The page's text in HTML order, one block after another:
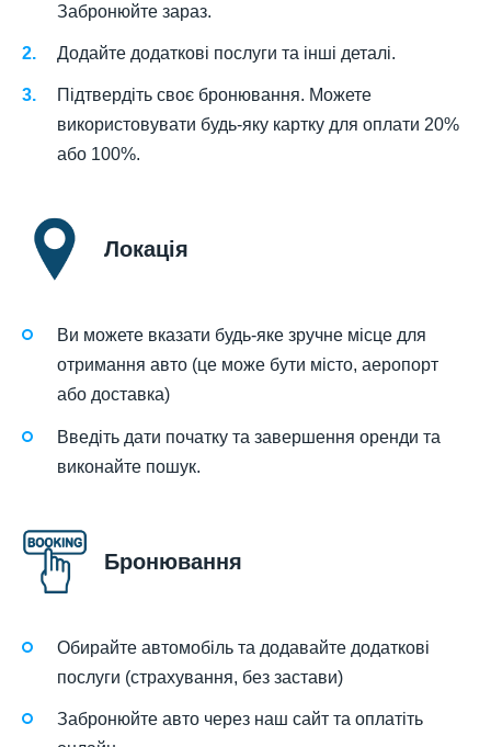
Забронюйте зараз.
Додайте додаткові послуги та інші деталі.
Підтвердіть своє бронювання. Можете
використовувати будь-яку картку для оплати 20%
або 100%.
Локація
Ви можете вказати будь-яке зручне місце для
отримання авто (це може бути місто, аеропорт
або доставка)
Введіть дати початку та завершення оренди та
виконайте пошук.
Бронювання
Обирайте автомобіль та додавайте додаткові
послуги (страхування, без застави)
Забронюйте авто через наш сайт та оплатіть